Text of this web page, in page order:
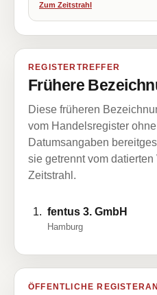
Zum Zeitstrahl
REGISTERTREFFER
Frühere
Diese früheren
vom Handelsregister
Datumsangaben
sie getrennt vom
Zeitstrahl.
fentus 3. GmbH
Hamburg
ÖFFENTLICHE